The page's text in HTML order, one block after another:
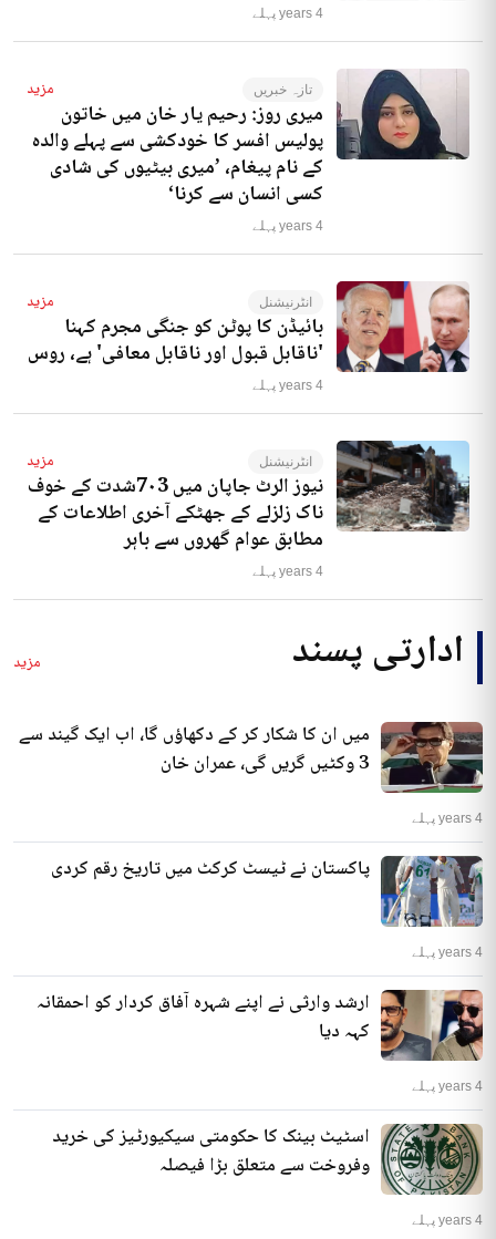
4 years پہلے
تازہ خبریں مزید
میری روز: رحیم یار خان میں خاتون
پولیس افسر کا خودکشی سے پہلے والدہ
کے نام پیغام، ’میری بیٹیوں کی شادی
کسی انسان سے کرنا‘
4 years پہلے
انٹرنیشنل مزید
بائیڈن کا پوٹن کو جنگی مجرم کہنا
'ناقابل قبول اور ناقابل معافی' ہے، روس
4 years پہلے
انٹرنیشنل مزید
نیوز الرٹ جاپان میں 7۰3شدت کے خوف
ناک زلزلے کے جھٹکے آخری اطلاعات کے
مطابق عوام گھروں سے باہر
4 years پہلے
ادارتی پسند مزید
میں ان کا شکار کر کے دکھاؤں گا، اب ایک گیند سے
3 وکٹیں گریں گی، عمران خان
4 years پہلے
پاکستان نے ٹیسٹ کرکٹ میں تاریخ رقم کردی
4 years پہلے
ارشد وارثی نے اپنے شہرہ آفاق کردار کو احمقانہ
کہہ دیا
4 years پہلے
اسٹیٹ بینک کا حکومتی سیکیورٹیز کی خرید
وفروخت سے متعلق بڑا فیصلہ
4 years پہلے